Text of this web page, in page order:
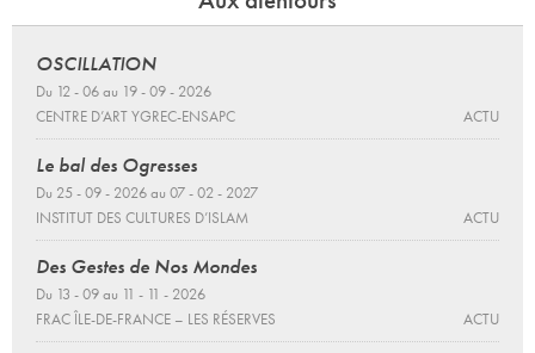
OSCILLATION
Du 12 - 06 au 19 - 09 - 2026
CENTRE D’ART YGREC-ENSAPC
ACTU
Le bal des Ogresses
Du 25 - 09 - 2026 au 07 - 02 - 2027
INSTITUT DES CULTURES D’ISLAM
ACTU
Des Gestes de Nos Mondes
Du 13 - 09 au 11 - 11 - 2026
FRAC ÎLE-DE-FRANCE – LES RÉSERVES
ACTU